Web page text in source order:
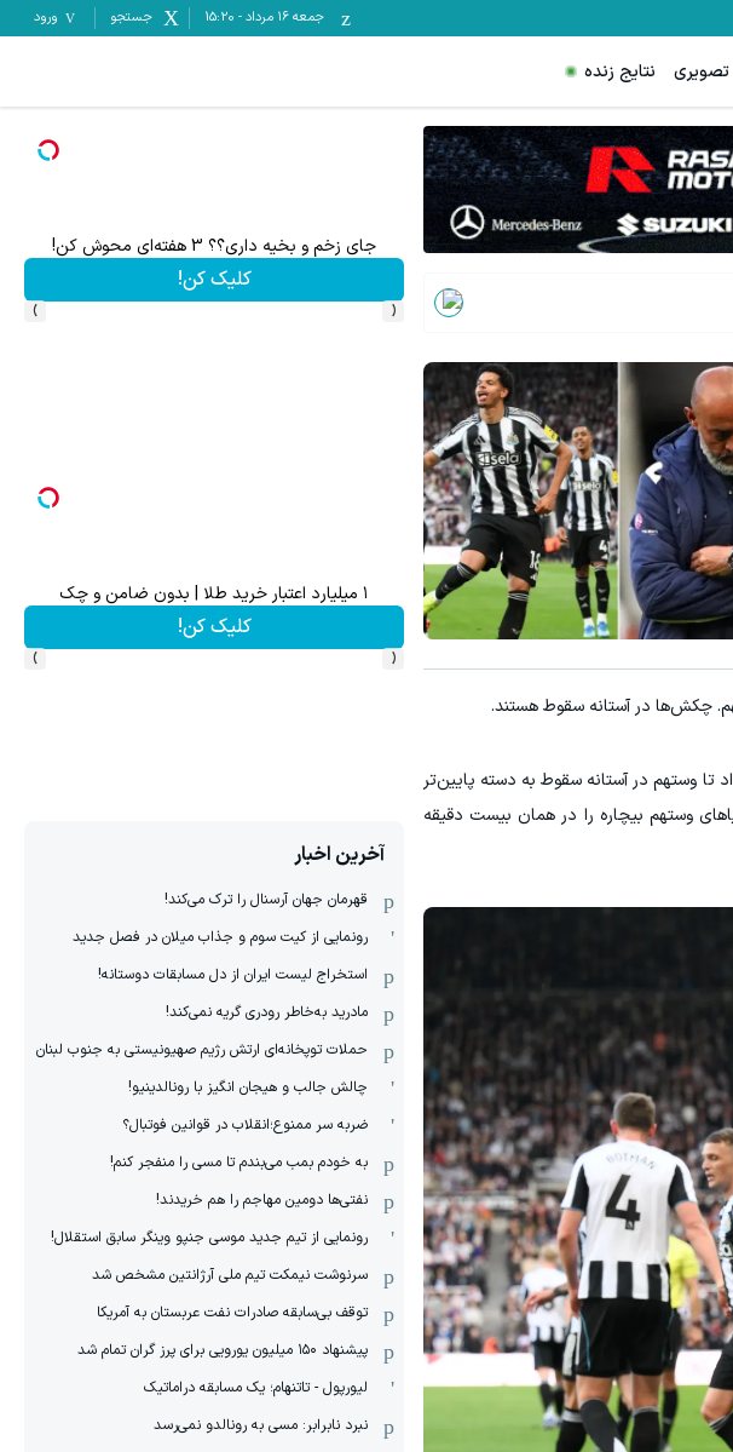
جمعه ۱۶ مرداد -
15:20 جستجو ورود
نتایج زنده
وستهم در آستانه سقوط به دسته پایین‌تر
وستهم بیچاره را در همان بیست دقیقه
از اینجا شروع می‌شه، برای درآمد بیشتر، آماده‌ای؟جای زخم و بخیه داری؟؟ 3 هفته‌ای محوش کن!
کلیک کن!
‹
›
آلمانی تنها نسخه گیاهی ضدریزش مو45%تخفیف
خرید محصول
۱ میلیارد اعتبار خرید طلا | بدون ضامن و چک
کلیک کن!
‹
›
آخرین اخبار
قهرمان جهان آرسنال را ترک می‌کند!
رونمایی از کیت سوم و جذاب میلان در فصل جدید
استخراج لیست ایران از دل مسابقات دوستانه!
مادرید به‌خاطر رودری گریه نمی‌کند!
حملات توپخانه‌ای ارتش رژیم صهیونیستی به جنوب لبنان
چالش جالب و هیجان انگیز با رونالدینیو!
ضربه سر ممنوع؛انقلاب در قوانین فوتبال؟
به خودم بمب می‌بندم تا مسی را منفجر کنم!
نفتی‌ها دومین مهاجم را هم خریدند!
رونمایی از تیم جدید موسی جنپو وینگر سابق استقلال!
سرنوشت نیمکت تیم ملی آرژانتین مشخص شد
توقف بی‌سابقه صادرات نفت عربستان به آمریکا
پیشنهاد ۱۵۰ میلیون یورویی برای پرز گران تمام شد
لیورپول - تاتنهام؛ یک مسابقه دراماتیک
نبرد نابرابر: مسی به رونالدو نمی‌رسد